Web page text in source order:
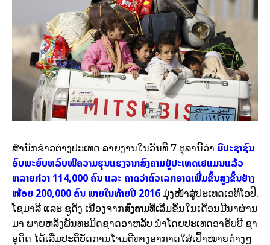
ສຳນັກຂ່າວຕ່າງປະເທດ ລາຍງານໃນວັນທີ 7 ຕຸລານີ້ວ່າ ມີປະຊາຊົນ
ອົບພະຍົບຫລົບໜີຄວາມຮຸນແຮງຈາກສົງຄາມຢູ່ປະເທດເຢແມນແລ້ວ
ຫລາຍກ່ວາ 114,000 ຄົນ ແລະ ຄາດວ່າຕົວເລກອາດເພີ່ມຂຶ້ນສູງຂຶ້ນຢ່າງ
ໜ້ອຍ 200,000 ຄົນ ພາຍໃນທ້າຍປີ 2016 ມຸ່ງໜ້າສູ່ປະເທດເອທິໂອປີ,
ໂຊມາລີ ແລະ ຊູດັງ ເນື່ອງຈາກສົງຄາມທີ່ເລີ່ມຂຶ້ນໃນເດືອນມີນາຜ່ານ
ມາ ພາຍຫລັງພັນທະມິດຊາດອາຫລັບ ນຳໂດຍປະເທດອາຣັບບີ ຊາ
ອຸດິດ ໄດ້ເລີ່ມປະຕິບັດການໂຈມຕີທາງອາກາດໃສ່ເປົ້າໝາຍຕ່າງໆ